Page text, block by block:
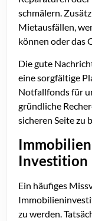
schmälern.
Mietausfällen,
können oder das
Die gute
eine sorgfältige
Notfallfonds für
gründliche
sicheren Seite zu
Investition
Ein häufiges
zu werden.